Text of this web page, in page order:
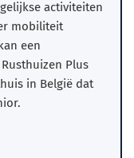
activiteiten
mobiliteit
een
Plus
in België dat